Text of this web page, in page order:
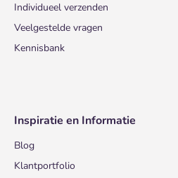
Individueel verzenden
Veelgestelde vragen
Kennisbank
Inspiratie en Informatie
Blog
Klantportfolio